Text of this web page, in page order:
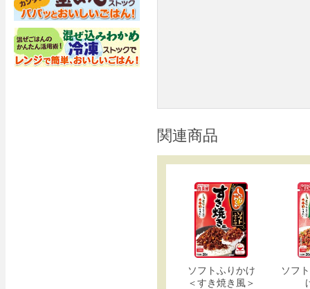
関連商品
ソフトふりかけ
＜すき焼き風＞
ソフ